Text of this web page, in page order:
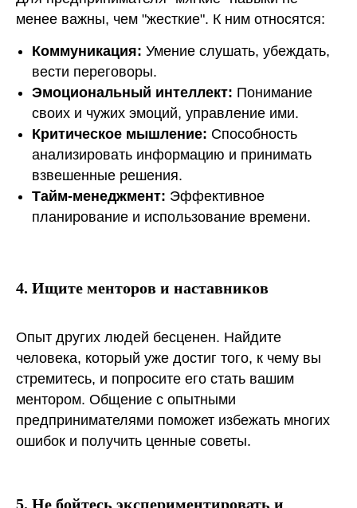
менее важны, чем "жесткие". К ним относятся:
Коммуникация: Умение слушать, убеждать,
вести переговоры.
Эмоциональный интеллект: Понимание
своих и чужих эмоций, управление ими.
Критическое мышление: Способность
анализировать информацию и принимать
взвешенные решения.
Тайм-менеджмент: Эффективное
планирование и использование времени.
4. Ищите менторов и наставников
Опыт других людей бесценен. Найдите
человека, который уже достиг того, к чему вы
стремитесь, и попросите его стать вашим
ментором. Общение с опытными
предпринимателями поможет избежать многих
ошибок и получить ценные советы.
5. Не бойтесь экспериментировать и